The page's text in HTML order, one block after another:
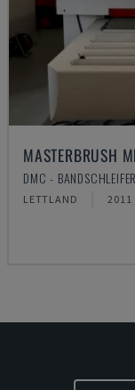
MASTERBRUSH
DMC - BANDSCHLEIFER
LETTLAND 2011